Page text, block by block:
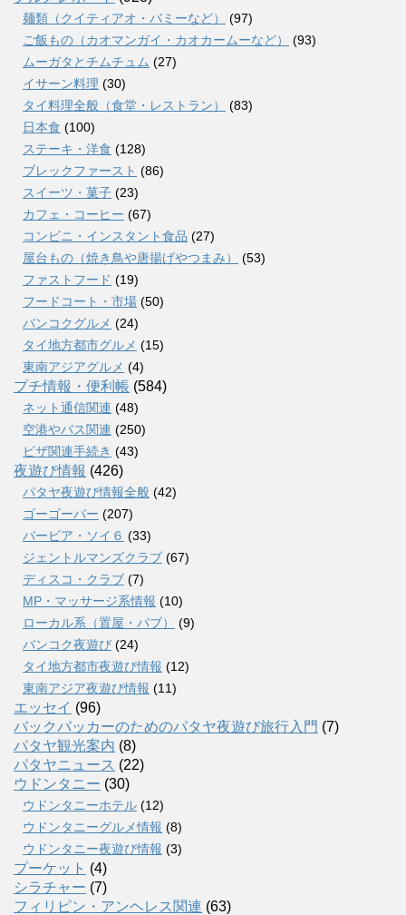
麺類（クイティアオ・バミーなど）
(97)
ご飯もの（カオマンガイ・カオカームーなど）
(93)
ムーガタとチムチュム (27)
イサーン料理 (30)
タイ料理全般（食堂・レストラン）
(83)
日本食 (100)
ステーキ・洋食 (128)
ブレックファースト (86)
スイーツ・菓子 (23)
カフェ・コーヒー (67)
コンビニ・インスタント食品 (27)
屋台もの（焼き鳥や唐揚げやつまみ）
(53)
ファストフード (19)
フードコート・市場 (50)
バンコクグルメ (24)
タイ地方都市グルメ (15)
東南アジアグルメ (4)
プチ情報・便利帳 (584)
ネット通信関連 (48)
空港やバス関連 (250)
ビザ関連手続き (43)
夜遊び情報 (426)
パタヤ夜遊び情報全般 (42)
ゴーゴーバー (207)
バービア・ソイ６ (33)
ジェントルマンズクラブ (67)
ディスコ・クラブ (7)
MP・マッサージ系情報 (10)
ローカル系（置屋・パブ）
(9)
バンコク夜遊び (24)
タイ地方都市夜遊び情報 (12)
東南アジア夜遊び情報 (11)
エッセイ (96)
バックパッカーのためのパタヤ夜遊び旅行入門 (7)
パタヤ観光案内 (8)
パタヤニュース (22)
ウドンタニー (30)
ウドンタニーホテル (12)
ウドンタニーグルメ情報 (8)
ウドンタニー夜遊び情報 (3)
プーケット (4)
シラチャー (7)
フィリピン・アンヘレス関連 (63)